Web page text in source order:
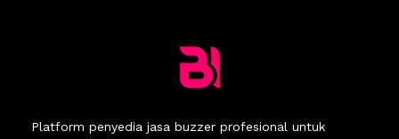
Platform penyedia jasa buzzer profesional untuk